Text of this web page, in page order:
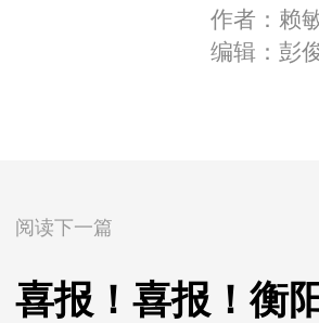
作者：赖
编辑：彭
阅读下一篇
喜报！喜报！衡